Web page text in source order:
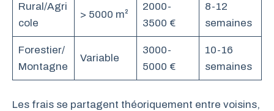
Rural/Agri
cole
> 5000 m²
2000-
3500 €
8-12
semaines
Forestier/
Montagne
Variable
3000-
5000 €
10-16
semaines
Les frais se partagent théoriquement entre voisins,